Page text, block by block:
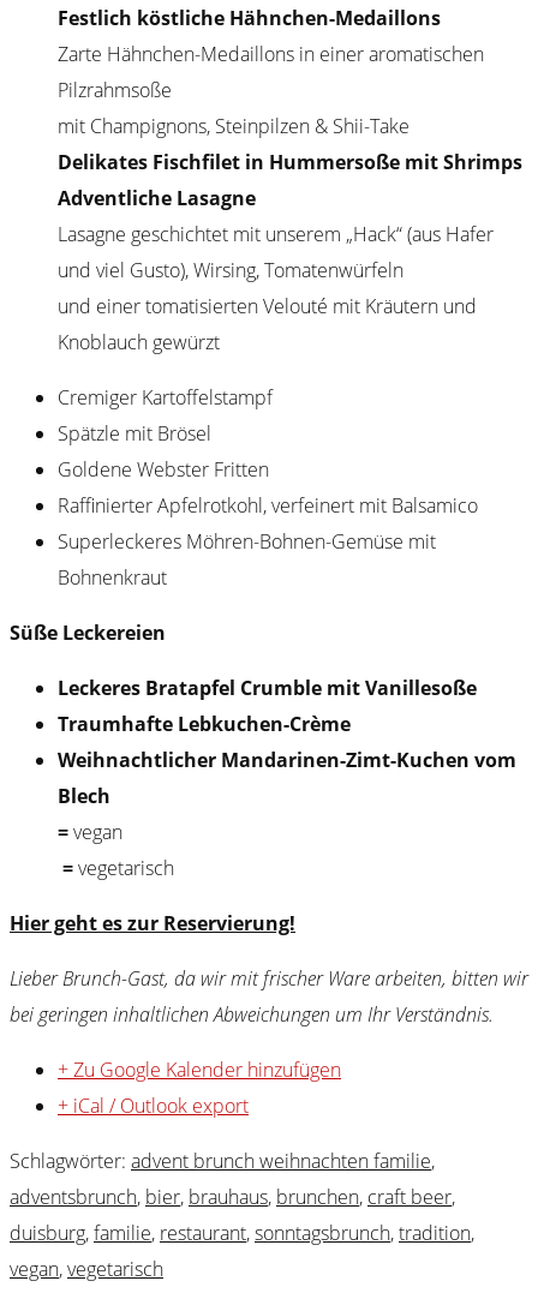
Festlich köstliche Hähnchen-Medaillons
Zarte Hähnchen-Medaillons in einer aromatischen
Pilzrahmsoße
mit Champignons, Steinpilzen & Shii-Take
Delikates Fischfilet in Hummersoße mit Shrimps
Adventliche Lasagne
Lasagne geschichtet mit unserem „Hack“ (aus Hafer
und viel Gusto), Wirsing, Tomatenwürfeln
und einer tomatisierten Velouté mit Kräutern und
Knoblauch gewürzt
Cremiger Kartoffelstampf
Spätzle mit Brösel
Goldene Webster Fritten
Raffinierter Apfelrotkohl, verfeinert mit Balsamico
Superleckeres Möhren-Bohnen-Gemüse mit
Bohnenkraut
Süße Leckereien
Leckeres Bratapfel Crumble mit Vanillesoße
Traumhafte Lebkuchen-Crème
Weihnachtlicher Mandarinen-Zimt-Kuchen vom
Blech
⁣=vegan
=vegetarisch
Hier geht es zur Reservierung!
Lieber Brunch-Gast, da wir mit frischer Ware arbeiten, bitten wir
bei geringen inhaltlichen Abweichungen um Ihr Verständnis.
+ Zu Google Kalender hinzufügen
+ iCal / Outlook export
Schlagwörter: advent brunch weihnachten familie,
adventsbrunch, bier, brauhaus, brunchen, craft beer,
duisburg,familie, restaurant,sonntagsbrunch,tradition,
vegan,vegetarisch